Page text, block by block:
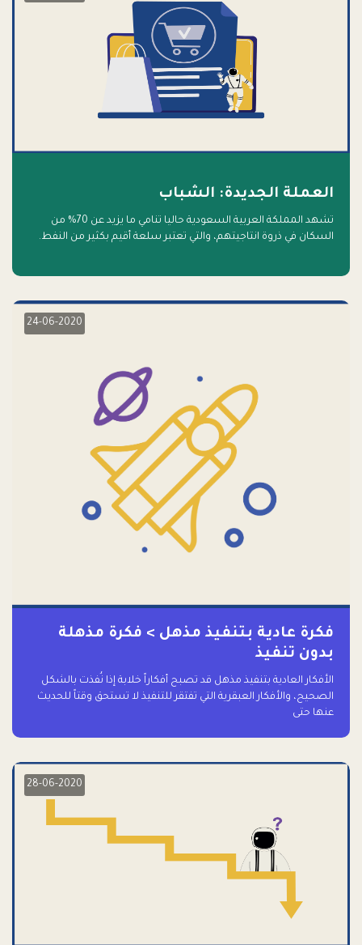
العملة الجديدة: الشباب
تشهد المملكة العربية السعودية حاليا تنامي ما يزيد عن 70% من
السكان في ذروة انتاجيتهم، والتي تعتبر سلعة أقيم بكثير من النفط.
24-06-2020
فكرة عادية بتنفيذ مذهل > فكرة مذهلة
بدون تنفيذ
الأفكار العادية بتنفيذ مذهل قد تصبح أفكاراً خلابة إذا نُفذت بالشكل
الصحيح، والأفكار العبقرية التي تفتقر للتنفيذ لا تستحق وقتاً للحديث
عنها حتى
28-06-2020